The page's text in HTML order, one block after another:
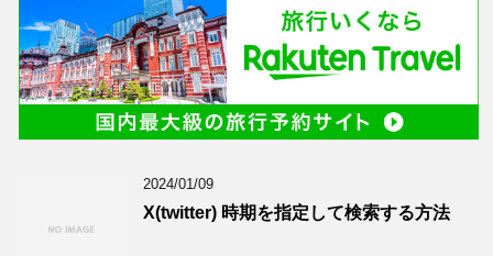
2024/01/09
X(twitter) 時期を指定して検索する方法